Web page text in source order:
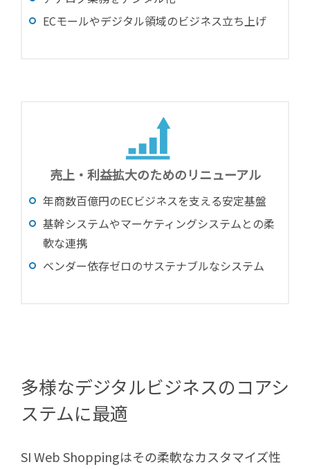
ECモールやデジタル領域のビジネス立ち上げ
売上・利益拡大のためのリニューアル
年商数百億円のECビジネスを支える安定基盤
基幹システムやマーケティングシステムとの柔
軟な連携
ベンダー依存ゼロのサステナブルなシステム
多様なデジタルビジネスのコアシ
ステムに最適
SI Web Shoppingはその柔軟なカスタマイズ性